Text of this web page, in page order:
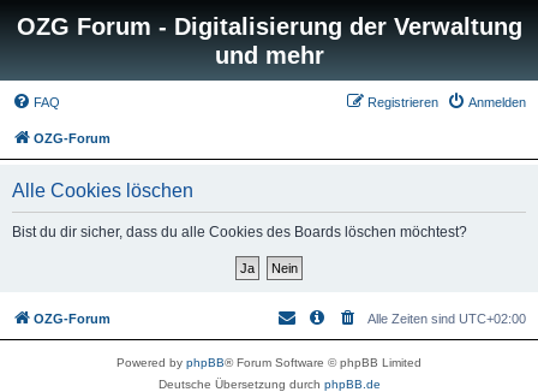
OZG Forum - Digitalisierung der Verwaltung
und mehr
FAQ Anmelden
Registrieren
OZG-Forum
Alle Cookies löschen
Bist du dir sicher, dass du alle Cookies des Boards löschen möchtest?
OZG-Forum Alle Zeiten sind UTC+02:00
Powered by phpBB® Forum Software © phpBB Limited
Deutsche Übersetzung durch phpBB.de